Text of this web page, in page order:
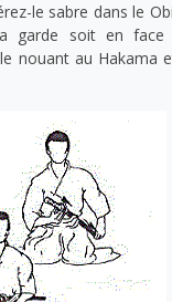
le sabre dans le
garde soit en face
nouant au Hakama